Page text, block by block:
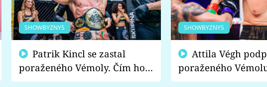
SHOWBYZNYS
poraženého Vémoly. Čím ho
fanoušci naštvali?
SHOWBYZNYS
poraženého
chce raději zápasit